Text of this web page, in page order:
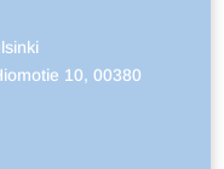
10, 00380